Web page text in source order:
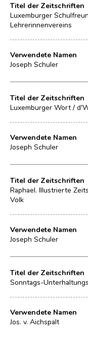
Titel der Zeitschriften
Luxemburger
Lehrerinnenvereins
Verwendete Namen
Joseph Schuler
Titel der Zeitschriften
Luxemburger Wort /
Verwendete Namen
Joseph Schuler
Titel der Zeitschriften
Raphael. Illustrierte
Volk
Verwendete Namen
Joseph Schuler
Titel der Zeitschriften
Sonntags-
Verwendete Namen
Jos. v. Aichspalt